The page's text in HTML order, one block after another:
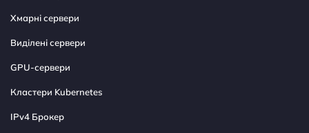
Хмарні сервери
Виділені сервери
GPU-сервери
Кластери Kubernetes
IPv4 Брокер